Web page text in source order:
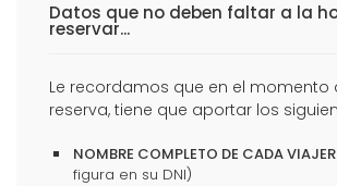
Datos que no deben faltar a la
reservar...
Le recordamos que en el momento
reserva, tiene que aportar los
NOMBRE COMPLETO DE CADA
figura en su DNI)